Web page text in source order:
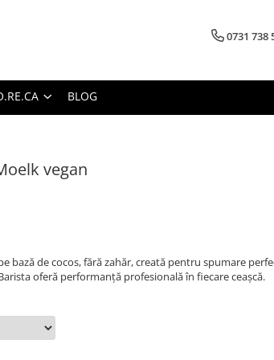
0731 738
BLOG
vegan
bază de cocos, fără zahăr, creată pentru spumare
oferă performanță profesională în fiecare ceașcă.